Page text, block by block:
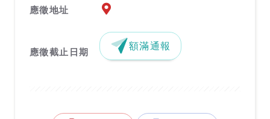
應徵地址 應徵地址地圖『另開新視窗』
應徵截止日期 額滿通報